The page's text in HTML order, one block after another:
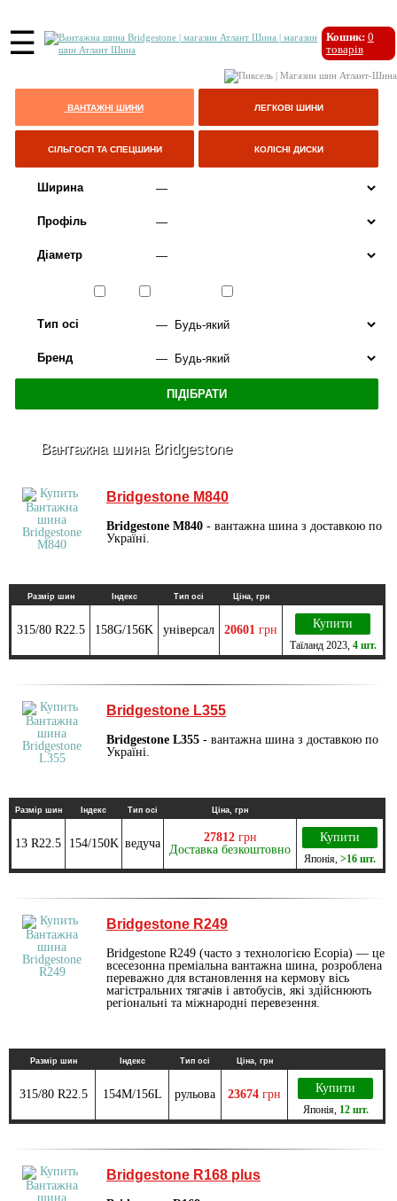
☰ Кошик: 0
товарів
ВАНТАЖНІ ШИНИ ЛЕГКОВІ ШИНИ
СІЛЬГОСП ТА СПЕЦШИНИ КОЛІСНІ ДИСКИ
Ширина
Профіль
Діаметр
Тип осі
Бренд
Вантажна шина Bridgestone
Bridgestone M840
Bridgestone M840 - вантажна шина з доставкою по
Україні.
Размір шин Індекс Тип осі Ціна, грн
315/80 R22.5 158G/156K універсал 20601 грн Купити
Таїланд2023, 4 шт.
Bridgestone L355
Bridgestone L355 - вантажна шина з доставкою по
Україні.
Размір шин Індекс Тип осі Ціна, грн
13 R22.5 154/150K ведуча 27812 грн
Доставка безкоштовно
Купити
Японія >16 шт.
Bridgestone R249
Bridgestone R249 (часто з технологією Ecopia) — це
всесезонна преміальна вантажна шина, розроблена
переважно для встановлення на кермову вісь
магістральних тягачів і автобусів, які здійснюють
регіональні та міжнародні перевезення.
Размір шин Індекс Тип осі Ціна, грн
315/80 R22.5 154M/156L рульова 23674 грн Купити
Японія, 12 шт.
Bridgestone R168 plus